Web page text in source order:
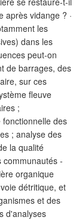
après vidange ? ·
les
dans les
peut-on
de barrages, des
sur ces
fleuve
;
des
; analyse des
la qualité
communautés -
organique
détritique, et
et des
d'analyses